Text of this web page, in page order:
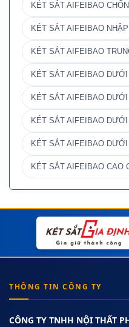
KÉT SẮT AIFEIBAO
KÉT SẮT AIFEIBAO
KÉT SẮT AIFEIBAO
KÉT SẮT AIFEIBAO
KÉT SẮT AIFEIBAO
KÉT SẮT AIFEIBAO
KÉT SẮT AIFEIBAO
KÉT SẮT AIFEIBAO CAO
THÔNG TIN CÔNG TY
CÔNG TY TNHH NỘI THẤT